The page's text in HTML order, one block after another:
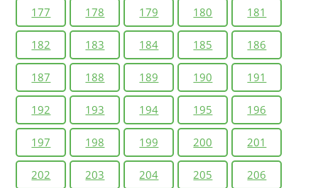
177 178 179 180 181
182 183 184 185 186
187 188 189 190 191
192 193 194 195 196
197 198 199 200 201
202 203 204 205 206